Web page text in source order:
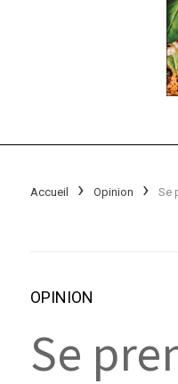
Accueil Opinion Se
OPINION
Se